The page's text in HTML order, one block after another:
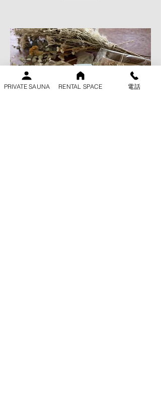
PRIVATE SAUNA RENTAL SPACE 電話